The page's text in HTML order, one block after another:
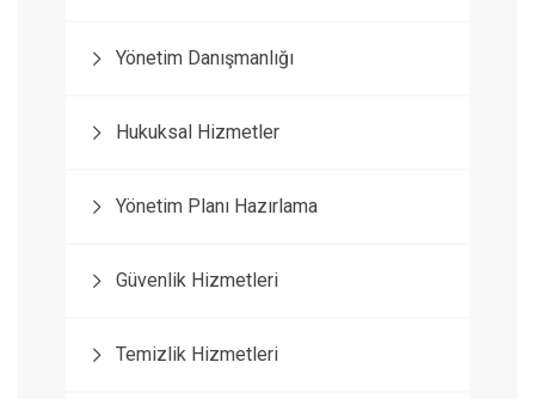
Yönetim Danışmanlığı
Hukuksal Hizmetler
Yönetim Planı Hazırlama
Güvenlik Hizmetleri
Temizlik Hizmetleri